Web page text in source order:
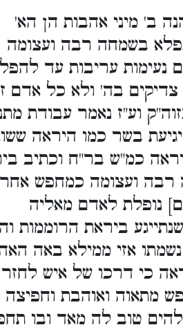
ב' מיני אהבות הן הא'
נפלא בשמחה רבה ועצומה
נעימות עריבות עד
צדיקים בה' ולא כל אדם
וע"ז נאמר עבודת
בשר כמו היראה
כמ"ש בר"ח וכתיב
רבה ועצומה כמחפש אחר
נופלת לאדם מאליה
ביראת הרוממות
אזי ממילא באה
כי דרכו של איש
מתאוה ואוהבת וחפיצה
טוב לה מאד ובו